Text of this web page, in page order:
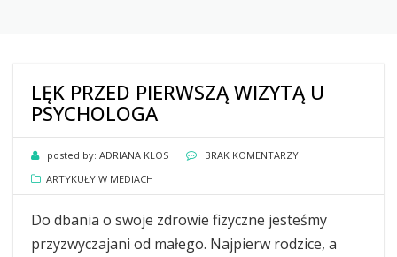
LĘK PRZED PIERWSZĄ WIZYTĄ U
PSYCHOLOGA
posted by: ADRIANA KLOS
BRAK KOMENTARZY
ARTYKUŁY W MEDIACH
Do dbania o swoje zdrowie fizyczne jesteśmy
przyzwyczajani od małego. Najpierw rodzice, a